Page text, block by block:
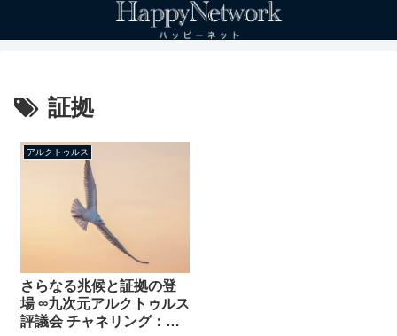
証拠
アルクトゥルス
さらなる兆候と証拠の登
場 ∞九次元アルクトゥルス
評議会 チャネリング：ダ